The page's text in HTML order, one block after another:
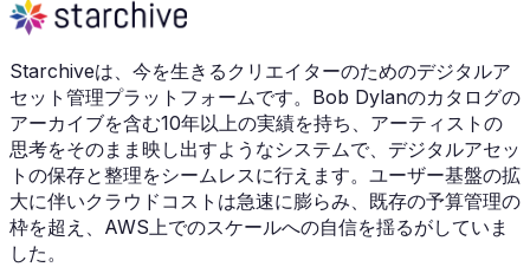
Starchiveは、今を生きるクリエイターのためのデジタルア
セット管理プラットフォームです。Bob Dylanのカタログの
アーカイブを含む10年以上の実績を持ち、アーティストの
思考をそのまま映し出すようなシステムで、デジタルアセッ
トの保存と整理をシームレスに行えます。ユーザー基盤の拡
大に伴いクラウドコストは急速に膨らみ、既存の予算管理の
枠を超え、AWS上でのスケールへの自信を揺るがしていま
した。